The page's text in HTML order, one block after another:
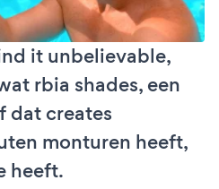
it unbelievable,
rbia shades, een
dat creates
monturen heeft,
heeft.